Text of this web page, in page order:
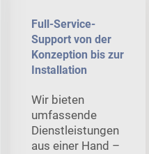
Full-Service-
Support von der
Konzeption bis zur
Installation
Wir bieten
umfassende
Dienstleistungen
aus einer Hand –